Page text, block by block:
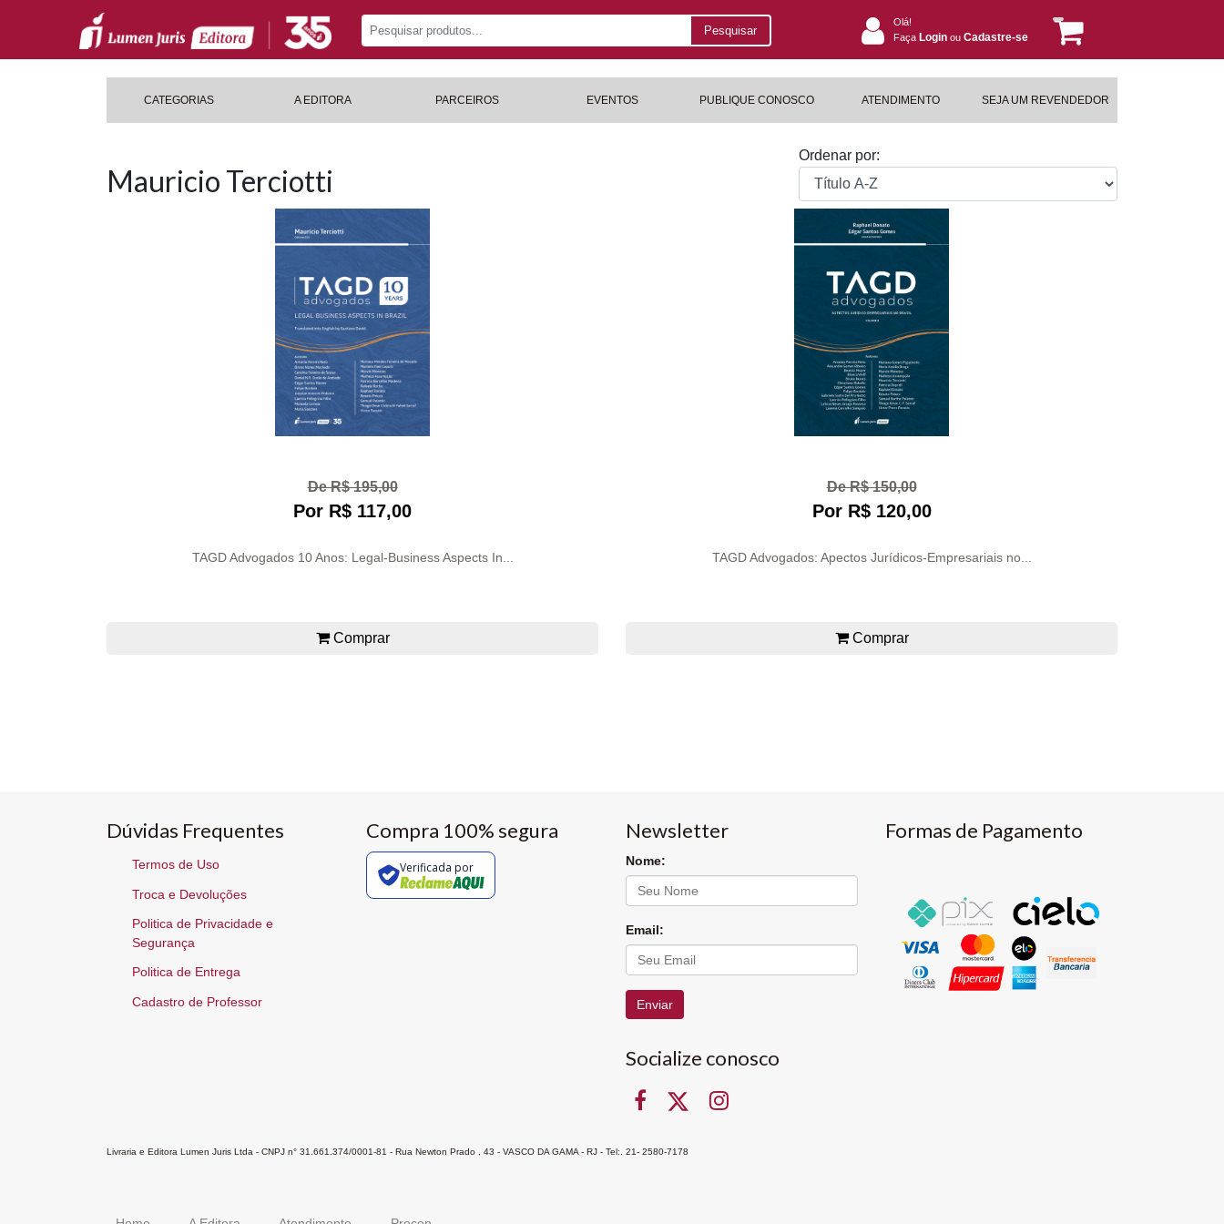
Pesquisar
Olá!
Faça Login ou Cadastre-se
CATEGORIAS A EDITORA PARCEIROS EVENTOS PUBLIQUE CONOSCO ATENDIMENTO SEJA UM REVENDEDOR
Mauricio Terciotti
Ordenar por:
De R$ 195,00
Por R$ 117,00
TAGD Advogados 10 Anos: Legal-Business Aspects In...
Comprar
De R$ 150,00
Por R$ 120,00
TAGD Advogados: Apectos Jurídicos-Empresariais no...
Comprar
Dúvidas Frequentes
Termos de Uso
Troca e Devoluções
Politica de Privacidade e
Segurança
Politica de Entrega
Cadastro de Professor
Compra 100% segura
Verificada por
Newsletter
Nome:
Email:
Enviar
Socialize conosco
Formas de Pagamento
Livraria e Editora Lumen Juris Ltda - CNPJ n° 31.661.374/0001-81 - Rua Newton Prado , 43 - VASCO DA GAMA - RJ - Tel:. 21- 2580-7178